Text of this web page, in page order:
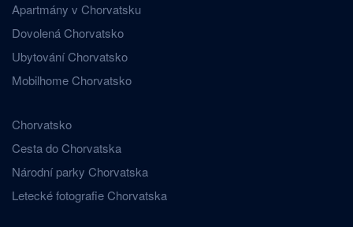
Apartmány v Chorvatsku
Dovolená Chorvatsko
Ubytování Chorvatsko
Mobilhome Chorvatsko
Chorvatsko
Cesta do Chorvatska
Národní parky Chorvatska
Letecké fotografie Chorvatska